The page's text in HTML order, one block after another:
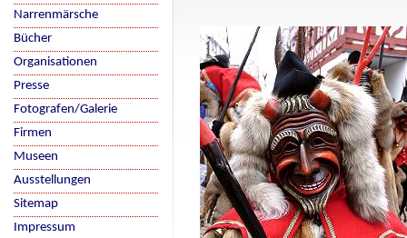
Narrenmärsche
Bücher
Organisationen
Presse
Fotografen/Galerie
Firmen
Museen
Ausstellungen
Sitemap
Impressum